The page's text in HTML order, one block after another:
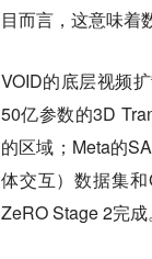
目而言，这意味着
VOID的底层视频
50亿参数的3D
的区域；Meta的
体交互）数据集
ZeRO Stage 2完成。